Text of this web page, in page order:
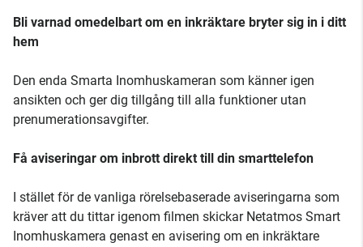
Bli varnad omedelbart om en inkräktare bryter sig in i ditt
hem
Den enda Smarta Inomhuskameran som känner igen
ansikten och ger dig tillgång till alla funktioner utan
prenumerationsavgifter.
Få aviseringar om inbrott direkt till din smarttelefon
I stället för de vanliga rörelsebaserade aviseringarna som
kräver att du tittar igenom filmen skickar Netatmos Smart
Inomhuskamera genast en avisering om en inkräktare